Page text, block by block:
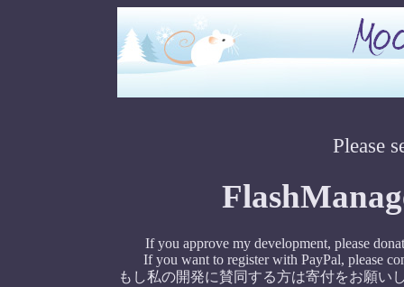
Please
If you approve my development, please
If you want to register with PayPal, please
もし私の開発に賛同する方は寄付をお願い